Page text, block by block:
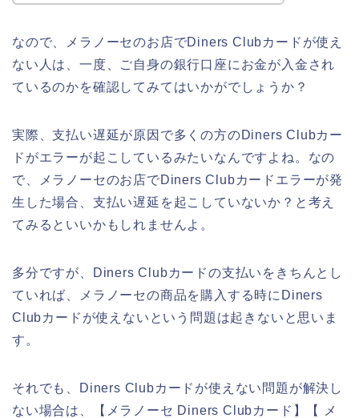
なので、メラノーセのお店でDiners Clubカードが使え
ない人は、一度、ご自身の銀行口座にお金が入金され
ているのかを確認してみてはいかがでしょうか？
実際、支払い遅延が原因で多くの方のDiners Clubカー
ドがエラーが起こしているみたいなんですよね。なの
で、メラノーセのお店でDiners Clubカードエラーが発
生した場合、支払い遅延を起こしていないか？と考え
てみるといいかもしれませんよ。
多分ですが、Diners Clubカードの支払いをきちんとし
ていれば、メラノーセの商品を購入する時にDiners
Clubカードが使えないという問題は起きないと思いま
す。
それでも、Diners Clubカードが使えない問題が解決し
ない場合は、【メラノーセ Diners Clubカード】【 メ